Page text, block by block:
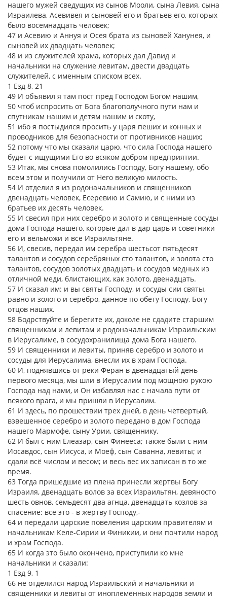
нашего мужей сведущих из сынов Мооли, сына Левия, сына
Израилева, Асевивея и сыновей его и братьев его, которых
было восемнадцать человек;
47 и Асевию и Аннуя и Осея брата из сыновей Ханунея, и
сыновей их двадцать человек;
48 и из служителей храма, которых дал Давид и
начальники на служение левитам, двести двадцать
служителей, с именным списком всех.
1 Езд 8, 21
49 И объявил я там пост пред Господом Богом нашим,
50 чтоб испросить от Бога благополучного пути нам и
спутникам нашим и детям нашим и скоту,
51 ибо я постыдился просить у царя пеших и конных и
проводников для безопасности от противников наших;
52 потому что мы сказали царю, что сила Господа нашего
будет с ищущими Его во всяком добром предприятии.
53 Итак, мы снова помолились Господу, Богу нашему, обо
всем этом и получили от Него великую милость.
54 И отделил я из родоначальников и священников
двенадцать человек, Есеревию и Самию, и с ними из
братьев их десять человек.
55 И свесил при них серебро и золото и священные сосуды
дома Господа нашего, которые дал в дар царь и советники
его и вельможи и все Израильтяне.
56 И, свесив, передал им серебра шестьсот пятьдесят
талантов и сосудов серебряных сто талантов, и золота сто
талантов, сосудов золотых двадцать и сосудов медных из
отличной меди, блистающих, как золото, двенадцать.
57 И сказал им: и вы святы Господу, и сосуды сии святы,
равно и золото и серебро, данное по обету Господу, Богу
отцов наших.
58 Бодрствуйте и берегите их, доколе не сдадите старшим
священникам и левитам и родоначальникам Израильским
в Иерусалиме, в сосудохранилища дома Бога нашего.
59 И священники и левиты, приняв серебро и золото и
сосуды для Иерусалима, внесли их в храм Господа.
60 И, поднявшись от реки Феран в двенадцатый день
первого месяца, мы шли в Иерусалим под мощною рукою
Господа над нами, и Он избавлял нас с начала пути от
всякого врага, и мы пришли в Иерусалим.
61 И здесь, по прошествии трех дней, в день четвертый,
взвешенное серебро и золото передано в дом Господа
нашего Мармофе, сыну Урии, священнику.
62 И был с ним Елеазар, сын Финееса; также были с ним
Иосавдос, сын Иисуса, и Моеф, сын Саванна, левиты; и
сдали всё числом и весом; и весь вес их записан в то же
время.
63 Тогда пришедшие из плена принесли жертвы Богу
Израиля, двенадцать волов за всех Израильтян, девяносто
шесть овнов, семьдесят два агнца, двенадцать козлов за
спасение: все это - в жертву Господу,-
64 и передали царские повеления царским правителям и
начальникам Келе-Сирии и Финикии, и они почтили народ
и храм Господа.
65 И когда это было окончено, приступили ко мне
начальники и сказали:
1 Езд 9, 1
66 не отделился народ Израильский и начальники и
священники и левиты от иноплеменных народов земли и